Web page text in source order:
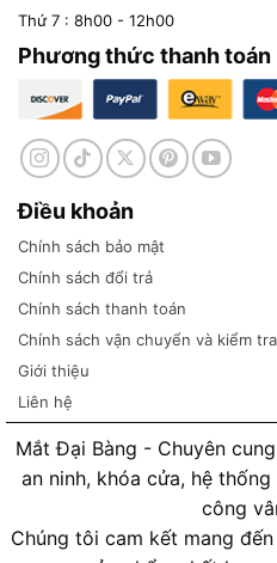
Thứ 7 : 8h00 - 12h00
Phương thức thanh toán
Điều khoản
Chính sách bảo mật
Chính sách đổi trả
Chính sách thanh toán
Chính sách vận chuyển và kiểm
Giới thiệu
Liên hệ
Mắt Đại Bàng - Chuyên
an ninh, khóa cửa, hệ
công
Chúng tôi cam kết mang